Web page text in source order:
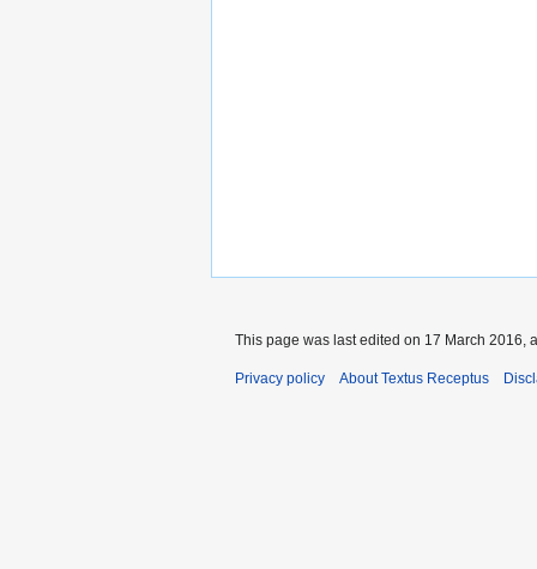
This page was last edited on 17 March 2016,
Privacy policy About Textus Receptus